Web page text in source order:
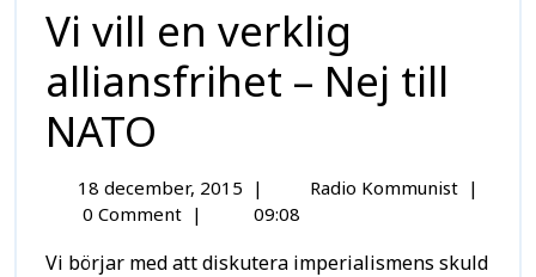
Vi vill en verklig
alliansfrihet – Nej till
NATO
18 december, 2015 | Radio Kommunist |
0 Comment | 09:08
Vi börjar med att diskutera imperialismens skuld